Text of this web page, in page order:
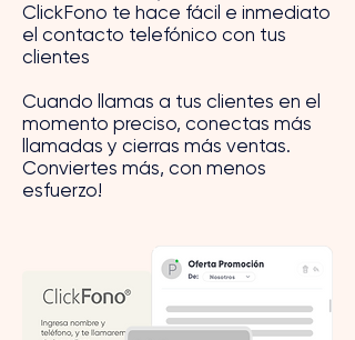
ClickFono te hace fácil e inmediato
el contacto telefónico con tus
clientes
Cuando llamas a tus clientes en el
momento preciso, conectas más
llamadas y cierras más ventas.
Conviertes más, con menos
esfuerzo!